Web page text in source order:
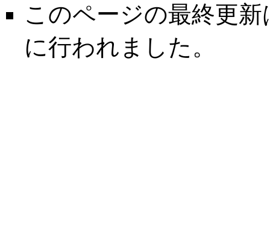
このページの最終更新
に行われました。